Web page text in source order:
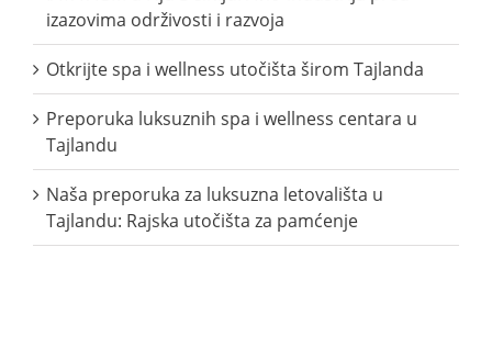
izazovima održivosti i razvoja
Otkrijte spa i wellness utočišta širom Tajlanda
Preporuka luksuznih spa i wellness centara u
Tajlandu
Naša preporuka za luksuzna letovališta u
Tajlandu: Rajska utočišta za pamćenje